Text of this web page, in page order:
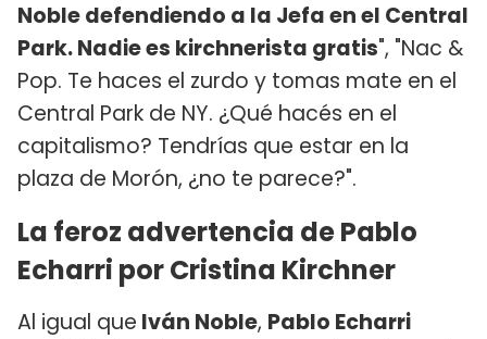
Noble defendiendo a la Jefa en el Central
Park. Nadie es kirchnerista gratis", "Nac &
Pop. Te haces el zurdo y tomas mate en el
Central Park de NY. ¿Qué hacés en el
capitalismo? Tendrías que estar en la
plaza de Morón, ¿no te parece?".
La feroz advertencia de Pablo
Echarri por Cristina Kirchner
Al igual que Iván Noble, Pablo Echarri